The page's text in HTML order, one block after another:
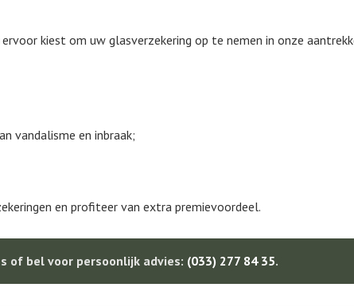
kiest om uw glasverzekering op te nemen in onze
vandalisme en inbraak;
en profiteer van extra premievoordeel.
of bel voor persoonlijk advies: (033) 277 84 35.